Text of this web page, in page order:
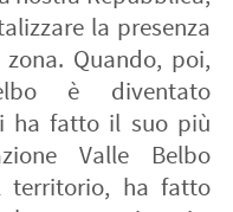
la presenza
Quando, poi,
è diventato
ha fatto il suo più
Valle Belbo
territorio, ha fatto